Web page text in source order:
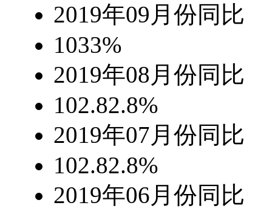
2019年09月份同比
1033%
2019年08月份同比
102.82.8%
2019年07月份同比
102.82.8%
2019年06月份同比